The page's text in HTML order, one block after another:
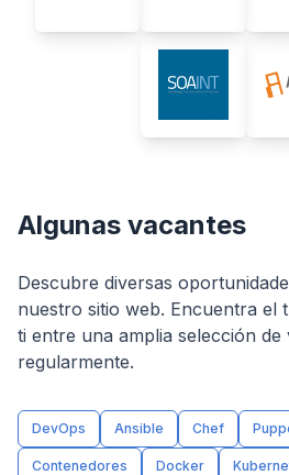
Algunas vacantes
Descubre diversas
nuestro sitio web. Encuentra el
ti entre una amplia selección de
regularmente.
DevOps Ansible Chef
Contenedores Docker